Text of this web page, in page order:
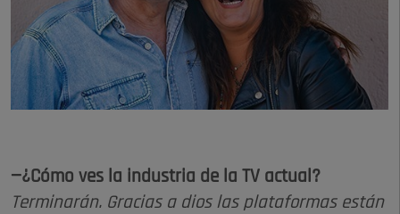
—¿Cómo ves la industria de la TV actual?
Terminarán. Gracias a dios las plataformas están